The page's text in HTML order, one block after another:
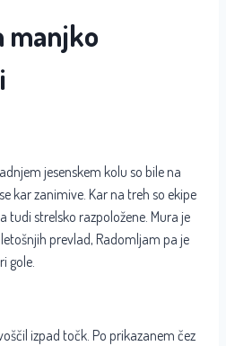
manjko
jesenskem kolu so bile na
kar zanimive. Kar na treh so ekipe
tudi strelsko razpoložene. Mura je
prevlad, Radomljam pa je
gole.
izpad točk. Po prikazanem čez